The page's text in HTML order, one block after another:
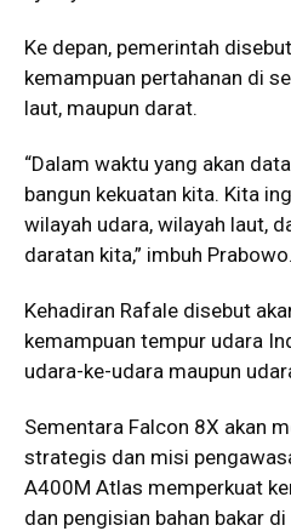
Ke depan, pemerintah
kemampuan pertahanan di
laut, maupun darat.
“Dalam waktu yang akan
bangun kekuatan kita. Kita
wilayah udara, wilayah laut,
daratan kita,” imbuh Prabowo.
Kehadiran Rafale disebut
kemampuan tempur udara
udara-ke-udara maupun
Sementara Falcon 8X akan
strategis dan misi
A400M Atlas memperkuat
dan pengisian bahan bakar